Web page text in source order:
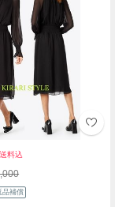
送料込
品補償